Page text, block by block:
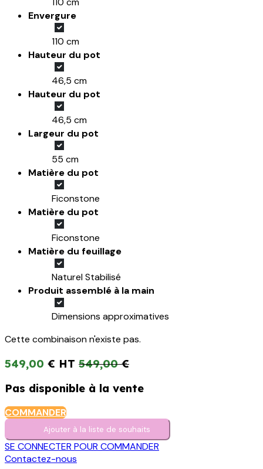
Envergure
110 cm
Hauteur du pot
46,5 cm
Hauteur du pot
46,5 cm
Largeur du pot
55 cm
Matière du pot
Ficonstone
Matière du pot
Ficonstone
Matière du feuillage
Naturel Stabilisé
Produit assemblé à la main
Dimensions approximatives
Cette combinaison n'existe pas.
549,00 € 549,00€
Pas disponible à la vente
COMMANDER
Ajouter à la liste de s​o​uh​aits
SE CONNECTER POUR COMMANDER
Contactez-nous